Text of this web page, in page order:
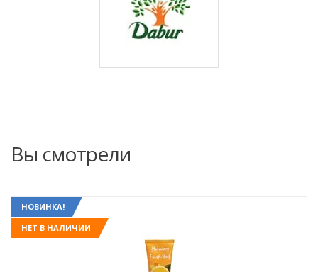
Вы смотрели
НОВИНКА!
НЕТ В НАЛИЧИИ